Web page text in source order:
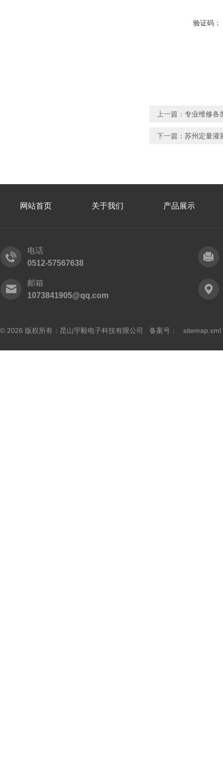
验证码：
上一篇： 专业维修各
下一篇： 苏州定量灌
网站首页 关于我们 产品展示
电话
0512-57567638
邮箱
1073841905@qq.com
© 2026 版权所有：昆山宇毅电子科技有限公司 备案号： sitemap.xml